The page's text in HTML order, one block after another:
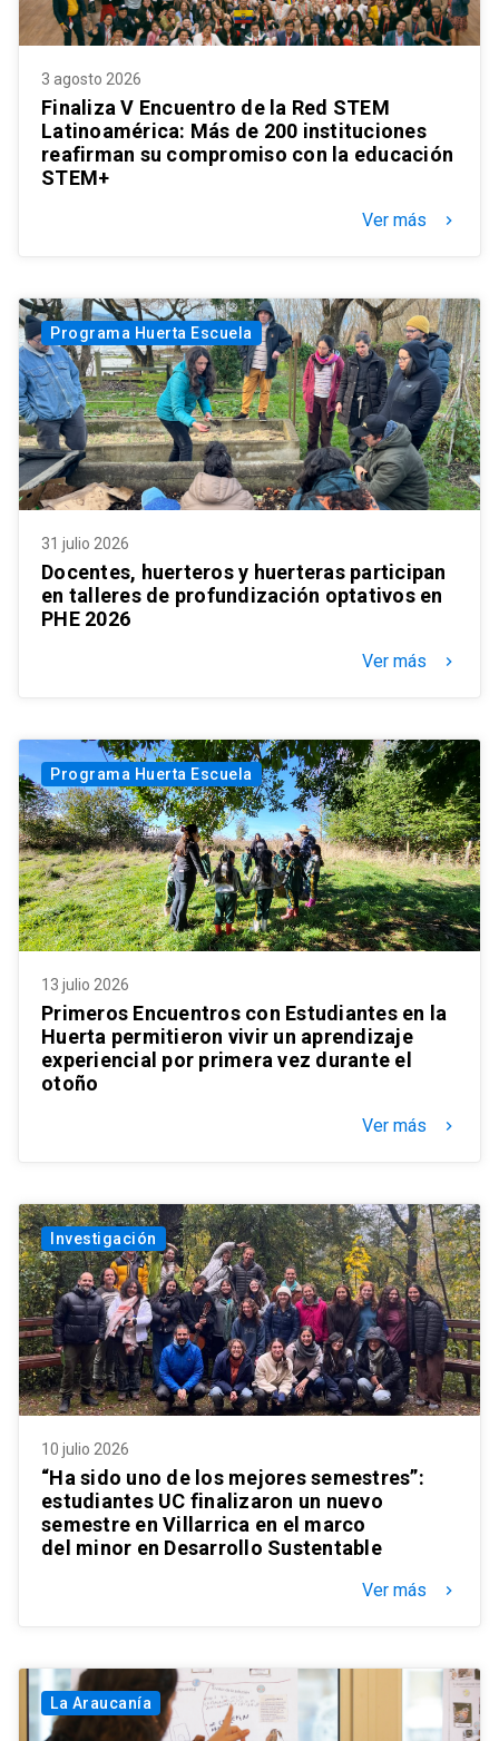
3 agosto 2026
Finaliza V Encuentro de la Red STEM
Latinoamérica: Más de 200 instituciones
reafirman su compromiso con la educación
STEM+
Ver más keyboard_arrow_right
Programa Huerta Escuela
31 julio 2026
Docentes, huerteros y huerteras participan
en talleres de profundización optativos en
PHE 2026
Ver más keyboard_arrow_right
Programa Huerta Escuela
13 julio 2026
Primeros Encuentros con Estudiantes en la
Huerta permitieron vivir un aprendizaje
experiencial por primera vez durante el
otoño
Ver más keyboard_arrow_right
Investigación
10 julio 2026
“Ha sido uno de los mejores semestres”:
estudiantes UC finalizaron un nuevo
semestre en Villarrica en el marco
del minor en Desarrollo Sustentable
Ver más keyboard_arrow_right
La Araucanía